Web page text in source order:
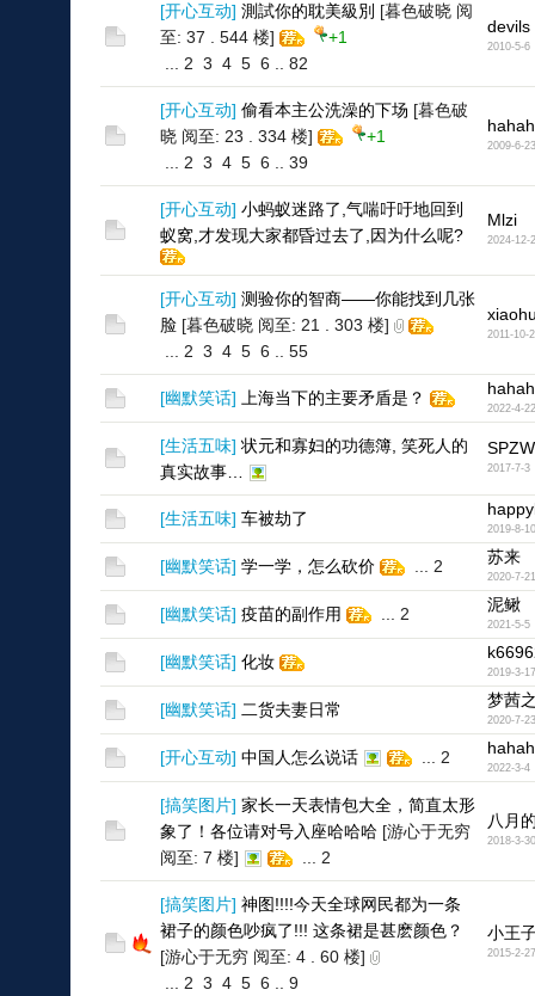
[开心互动] 測試你的耽美級別 [暮色破晓 阅
至: 37 . 544 楼]
+1
2 3 4 5 6 82
devils
2010-5-6
[开心互动] 偷看本主公洗澡的下场 [暮色破
晓 阅至: 23 . 334 楼]
+1
2 3 4 5 6 39
2009-6-23
[开心互动] 小蚂蚁迷路了,气喘吁吁地回到
蚁窝,才发现大家都昏过去了,因为什么呢?
Mlzi
2024-12-
[开心互动] 测验你的智商——你能找到几张
脸 [暮色破晓 阅至: 21 . 303 楼]
2 3 4 5 6 55
2011-10-
[幽默笑话] 上海当下的主要矛盾是？
2022-4-22
[生活五味] 状元和寡妇的功德簿, 笑死人的
真实故事…
2017-7-3
[生活五味] 车被劫了
2019-8-10
[幽默笑话] 学一学，怎么砍价 2 苏来
2020-7-21
[幽默笑话] 疫苗的副作用 2 泥鳅
2021-5-5
[幽默笑话] 化妆
2019-3-17
[幽默笑话] 二货夫妻日常 梦茜
2020-7-23
[开心互动] 中国人怎么说话 2
2022-3-4
[搞笑图片] 家长一天表情包大全，简直太形
象了！各位请对号入座哈哈哈 [游心于无穷
阅至: 7 楼]
2
八月
2018-3-30
[搞笑图片] 神图!!!!今天全球网民都为一条
裙子的颜色吵疯了!!! 这条裙是甚麽颜色？
[游心于无穷 阅至: 4 . 60 楼]
2 3 4 5 6 9
小王
2015-2-27